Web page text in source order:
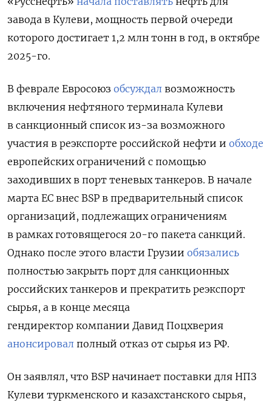
завода в Кулеви, мощность первой очереди
которого достигает 1,2 млн тонн в год, в октябре
2025-го.
В феврале Евросоюз обсуждал возможность
включения нефтяного терминала Кулеви
в санкционный список из-за возможного
участия в реэкспорте российской нефти и обходе
европейских ограничений с помощью
заходивших в порт теневых танкеров. В начале
марта ЕС внес BSP в предварительный список
организаций, подлежащих ограничениям
в рамках готовящегося 20-го пакета санкций.
Однако после этого власти Грузии обязались
полностью закрыть порт для санкционных
российских танкеров и прекратить реэкспорт
сырья, а в конце месяца
гендиректор компании Давид Поцхверия
анонсировал полный отказ от сырья из РФ.
Он заявлял, что BSP начинает поставки для НПЗ
Кулеви туркменского и казахстанского сырья,